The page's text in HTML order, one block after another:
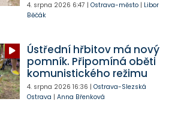
4. srpna 2026 6:47 | Ostrava-město| Libor
Běčák
Ústřední hřbitov má nový
pomník. Připomíná oběti
komunistického režimu
4. srpna 2026 16:36 | Ostrava-Slezská
Ostrava | Anna Břenková